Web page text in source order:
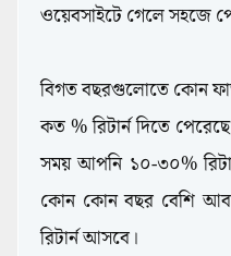
ওয়েবসাইটে গেলে সহজে
বিগত বছরগুলোতে কোন
কত % রিটার্ন দিতে
সময় আপনি ১০-৩০%
কোন কোন বছর বেশি
রিটার্ন আসবে।